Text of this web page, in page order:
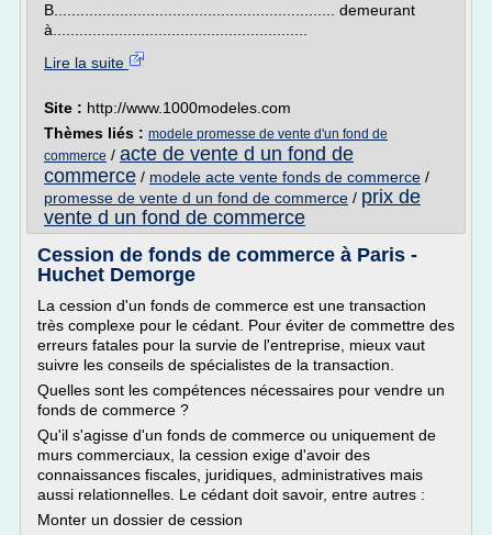
B................................................................ demeurant
à..........................................................
Lire la suite
Site : http://www.1000modeles.com
Thèmes liés : modele promesse de vente d'un fond de
commerce / acte de vente d un fond de
commerce / modele acte vente fonds de commerce /
promesse de vente d un fond de commerce / prix de
vente d un fond de commerce
Cession de fonds de commerce à Paris -
Huchet Demorge
La cession d'un fonds de commerce est une transaction
très complexe pour le cédant. Pour éviter de commettre des
erreurs fatales pour la survie de l'entreprise, mieux vaut
suivre les conseils de spécialistes de la transaction.
Quelles sont les compétences nécessaires pour vendre un
fonds de commerce ?
Qu'il s'agisse d'un fonds de commerce ou uniquement de
murs commerciaux, la cession exige d'avoir des
connaissances fiscales, juridiques, administratives mais
aussi relationnelles. Le cédant doit savoir, entre autres :
Monter un dossier de cession